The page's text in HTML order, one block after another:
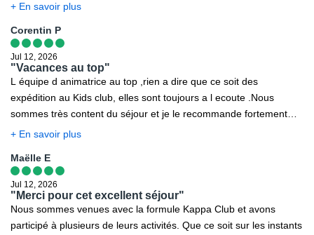
+ En savoir plus
Corentin P
Jul 12, 2026
"Vacances au top"
L équipe d animatrice au top ,rien a dire que ce soit des
expédition au Kids club, elles sont toujours a l ecoute .Nous
sommes très content du séjour et je le recommande fortement
merci pour cette semaine magnifique
+ En savoir plus
Maëlle E
Jul 12, 2026
"Merci pour cet excellent séjour"
Nous sommes venues avec la formule Kappa Club et avons
participé à plusieurs de leurs activités. Que ce soit sur les instants